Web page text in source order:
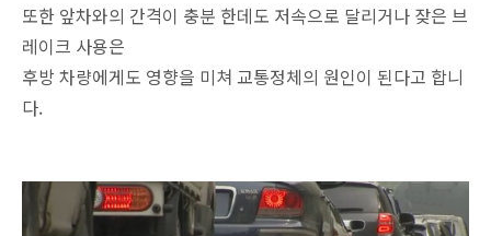
또한 앞차와의 간격이 충분 한데도 저속으로 달리거나 잦은 브
레이크 사용은
후방 차량에게도 영향을 미쳐 교통정체의 원인이 된다고 합니
다.